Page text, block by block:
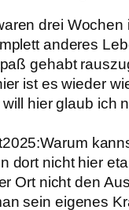
drei Wochen
anderes
gehabt
ist es wieder
hier glaub ich
dort nicht hier
Ort nicht den
sein eigenes